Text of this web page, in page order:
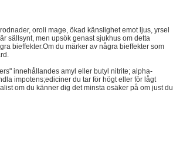
oroli mage, ökad känslighet emot ljus, yrsel
sällsynt, men upsök genast sjukhus om detta
bieffekter.Om du märker av några bieffekter som
innehållandes amyl eller butyl nitrite; alpha-
impotens;ediciner du tar för högt eller för lågt
om du känner dig det minsta osäker på om just du